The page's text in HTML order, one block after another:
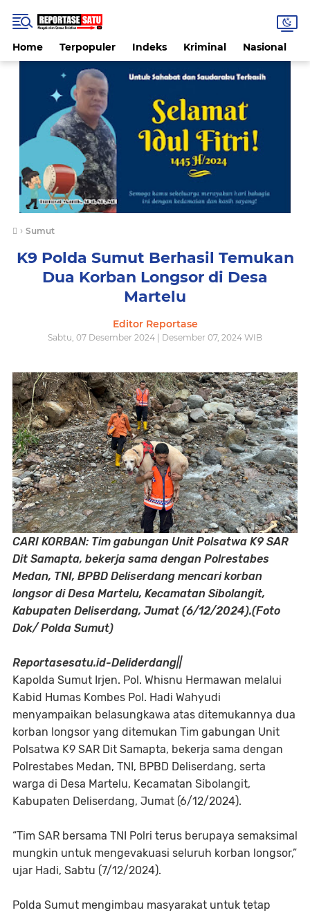
Home Terpopuler Indeks Kriminal Nasional
› Sumut
K9 Polda Sumut Berhasil Temukan
Dua Korban Longsor di Desa
Martelu
Editor Reportase
Sabtu, 07 Desember 2024 | Desember 07, 2024 WIB
CARI KORBAN: Tim gabungan Unit Polsatwa K9 SAR
Dit Samapta, bekerja sama dengan Polrestabes
Medan, TNI, BPBD Deliserdang mencari korban
longsor di Desa Martelu, Kecamatan Sibolangit,
Kabupaten Deliserdang, Jumat (6/12/2024).(Foto
Dok/ Polda Sumut)
Reportasesatu.id-Deliderdang||
Kapolda Sumut Irjen. Pol. Whisnu Hermawan melalui
Kabid Humas Kombes Pol. Hadi Wahyudi
menyampaikan belasungkawa atas ditemukannya dua
korban longsor yang ditemukan Tim gabungan Unit
Polsatwa K9 SAR Dit Samapta, bekerja sama dengan
Polrestabes Medan, TNI, BPBD Deliserdang, serta
warga di Desa Martelu, Kecamatan Sibolangit,
Kabupaten Deliserdang, Jumat (6/12/2024).
“Tim SAR bersama TNI Polri terus berupaya semaksimal
mungkin untuk mengevakuasi seluruh korban longsor,”
ujar Hadi, Sabtu (7/12/2024).
Polda Sumut mengimbau masyarakat untuk tetap